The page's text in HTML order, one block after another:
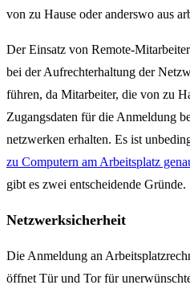
von zu Hause oder anderswo aus
Der Einsatz von Remote-
bei der Aufrechterhaltung der
führen, da Mitarbeiter, die von zu
Zugangsdaten für die Anmeldung
netzwerken erhalten. Es ist
zu Computern am Arbeitsplatz
gibt es zwei entscheidende Gründe.
Netzwerksicherheit
Die Anmeldung an
öffnet Tür und Tor für